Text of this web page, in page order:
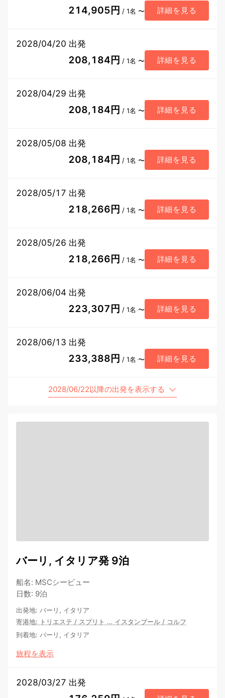
214,905円 / 1名 〜 詳細を見る
2028/04/20 出発
208,184円 / 1名 〜 詳細を見る
2028/04/29 出発
208,184円 / 1名 〜 詳細を見る
2028/05/08 出発
208,184円 / 1名 〜 詳細を見る
2028/05/17 出発
218,266円 / 1名 〜 詳細を見る
2028/05/26 出発
218,266円 / 1名 〜 詳細を見る
2028/06/04 出発
223,307円 / 1名 〜 詳細を見る
2028/06/13 出発
233,388円 / 1名 〜 詳細を見る
2028/06/22以降の出発を表示する
バーリ, イタリア発 9泊
船名: MSCシービュー
日数: 9泊
出発地: バーリ, イタリア
寄港地: トリエステ / スプリト … イスタンブール / コルフ
到着地: バーリ, イタリア
旅程を表示
2028/03/27 出発